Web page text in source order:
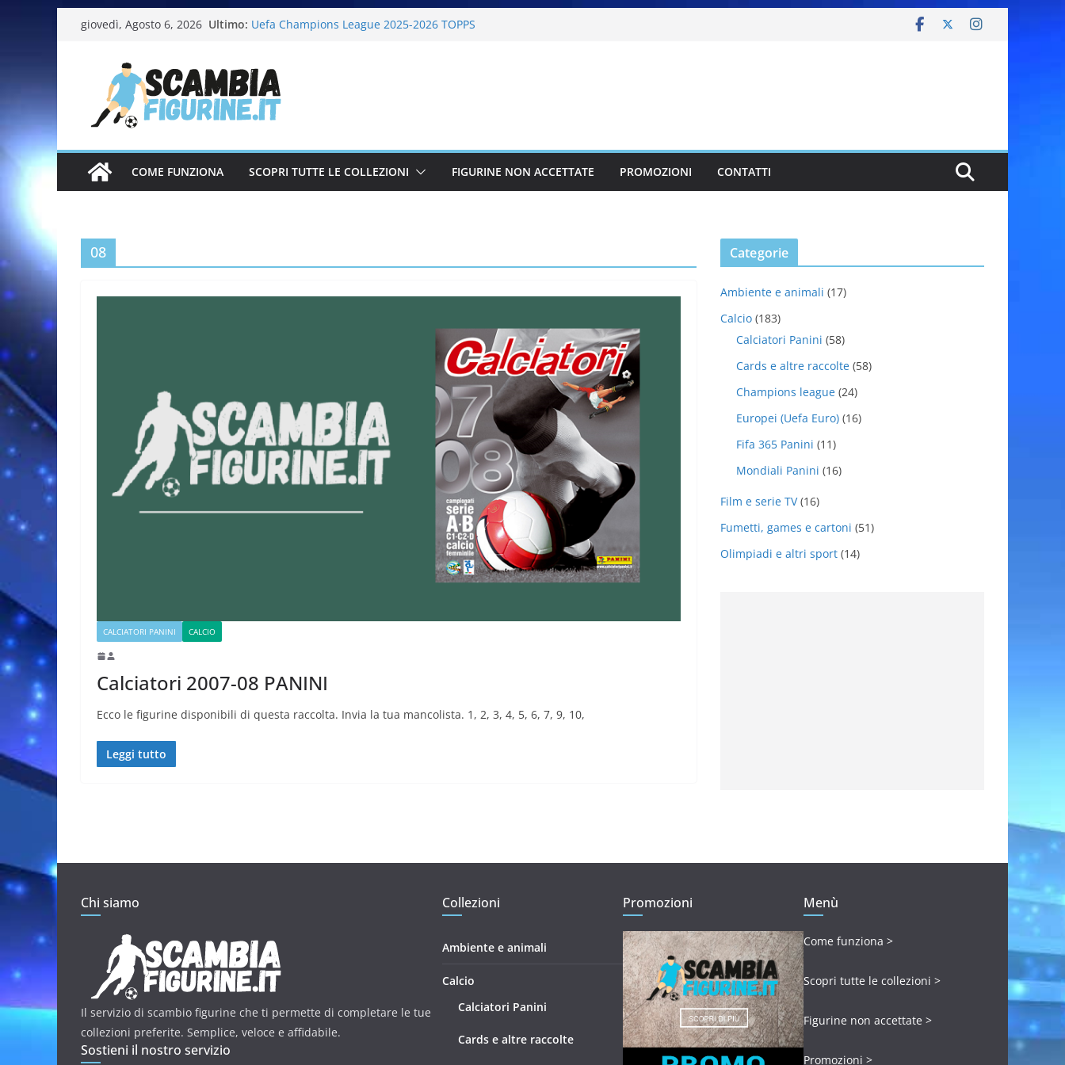
giovedì, Agosto 6, 2026 Ultimo: Uefa Champions League 2025-2026 TOPPS
Calciatrici 2025-2026 PANINI
Calciatori Serie B BKT 2025-2026 PANINI
COME FUNZIONA SCOPRI TUTTE LE COLLEZIONI FIGURINE NON ACCETTATE PROMOZIONI CONTATTI
08
CALCIATORI PANINI CALCIO
Calciatori 2007-08 PANINI
Ecco le figurine disponibili di questa raccolta. Invia la tua mancolista. 1, 2, 3, 4, 5, 6, 7, 9, 10,
Leggi tutto
Categorie
Ambiente e animali (17)
Calcio (183)
Calciatori Panini (58)
Cards e altre raccolte (58)
Champions league (24)
Europei (Uefa Euro) (16)
Fifa 365 Panini (11)
Mondiali Panini (16)
Film e serie TV(16)
Fumetti, games e cartoni (51)
Olimpiadi e altri sport (14)
Chi siamo
Il servizio di scambio figurine che ti permette di completare le tue
collezioni preferite. Semplice, veloce e affidabile.
Sostieni il nostro servizio
Collezioni
Ambiente e animali
Calcio
Calciatori Panini
Cards e altre raccolte
Promozioni Menù
Come funziona >
Scopri tutte le collezioni >
Figurine non accettate >
Promozioni >